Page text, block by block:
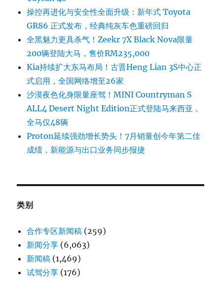
操控再进化与安全性全面升级：新年式 Toyota
GR86 正式发布，经典纯灰车色重磅回归
全黑魅力更具杀气！Zeekr 7X Black Nova限量
200辆登陆大马，售价RM235,000
Kia持续扩大东马布局！古晋Heng Lian 3S中心正
式启用，全国网络增至26家
沙漠夜色化身限量座驾！MINI Countryman S
ALL4 Desert Night Edition正式登陆马来西亚，
全马仅48辆
Proton延续强劲增长势头！7月销量创今年第二佳
成绩，新能源与出口业务同步报捷
类别
合作专区新闻稿 (259)
新闻分享 (6,063)
新闻稿 (1,469)
试驾分享 (176)